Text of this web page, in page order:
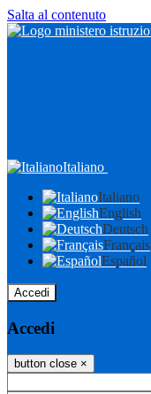
Salta al contenuto
Italiano
Italiano
English
Deutsch
Français
Español
Accedi
Accedi
button close ×